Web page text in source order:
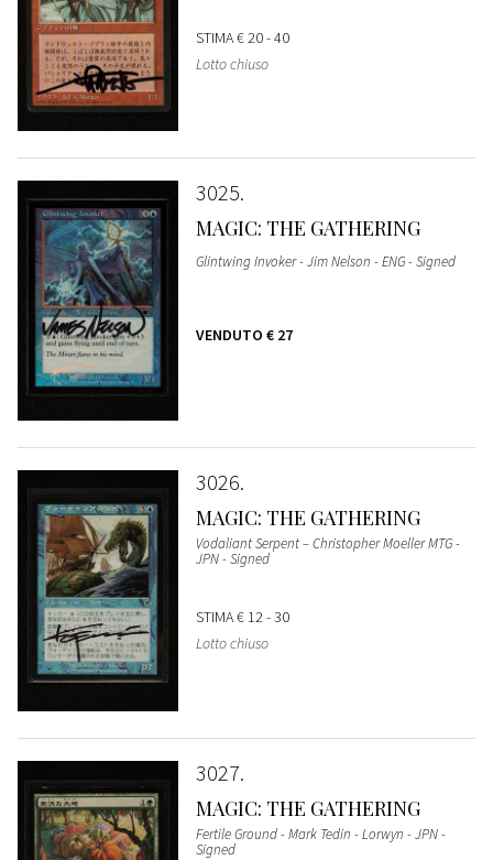
STIMA€ 20 - 40
Lotto chiuso
3025
MAGIC: THE GATHERING
Glintwing Invoker - Jim Nelson - ENG - Signed
VENDUTO € 27
3026
MAGIC: THE GATHERING
Vodaliant Serpent – Christopher Moeller MTG -
JPN - Signed
STIMA€ 12 - 30
Lotto chiuso
3027
MAGIC: THE GATHERING
Fertile Ground - Mark Tedin - Lorwyn - JPN -
Signed